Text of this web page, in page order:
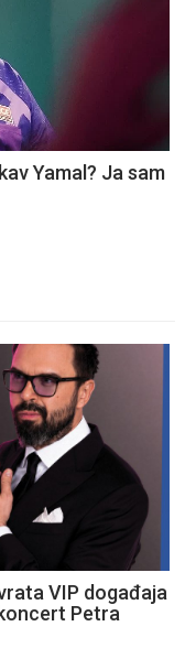
Yamal? Ja sam
VIP događaja
Petra